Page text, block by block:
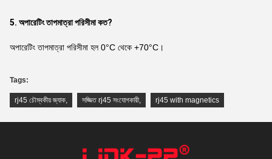
5. অপারেটিং তাপমাত্রা পরিসীমা কত?
অপারেটিং তাপমাত্রা পরিসীমা হল 0°C থেকে +70°C।
Tags:
rj45 চৌম্বকীয় জ্যাক, সজ্জিত rj45 সংযোগকারী, rj45 with magnetics